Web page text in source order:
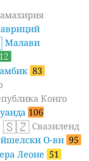
Малави
12
83
Конго
106
🇸🇿 Свазиленд
О-ви 95
Леоне 51